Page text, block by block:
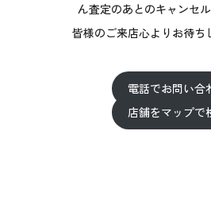
ん査定のあとのキャンセル
皆様のご来店心よりお待ち
電話でお問い合
店舗をマップで